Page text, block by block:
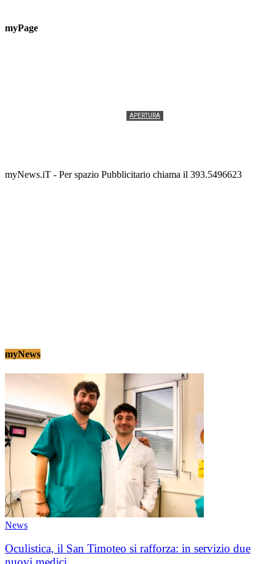
myPage
APERTURA
myNews.iT - Per spazio Pubblicitario chiama il 393.5496623
myNews
News
Oculistica, il San Timoteo si rafforza: in servizio due